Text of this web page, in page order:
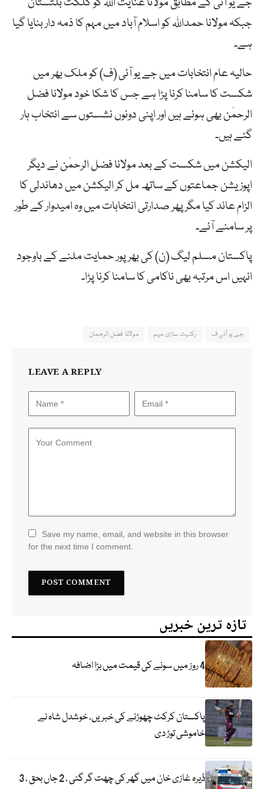
جبکہ مولانا حمداللہ کو اسلام آباد میں مہم کا ذمہ دار بنایا گیا
ہے۔
حالیہ عام انتخابات میں جے یو آئی (ف) کو ملک بھر میں
شکست کا سامنا کرنا پڑا ہے جس کا شکا خود مولانا فضل
الرحمٰن بھی ہوئے ہیں اور اپنی دونوں نشستوں سے انتخاب ہار
گئے ہیں۔
الیکشن میں شکست کے بعد مولانا فضل الرحمٰن نے دیگر
اپوزیشن جماعتوں کے ساتھ مل کر الیکشن میں دھاندلی کا
الزام عائد کیا مگر پھر صدارتی انتخابات میں وہ امیدوار کے طور
پر سامنے آئے۔
پاکستان مسلم لیگ (ن) کی بھرپور حمایت ملنے کے باوجود
انہیں اس مرتبہ بھی ناکامی کا سامنا کرنا پڑا۔
جے یو آئی ف رکنیت سازی مہم مولانا فضل الرحمان
LEAVE A REPLY
Save my name, email, and website in this browser
for the next time I comment.
تازہ ترین خبریں
4 روز میں سونے کی قیمت میں بڑا اضافہ
پاکستان کرکٹ چھوڑنے کی خبریں، خوشدل شاہ نے
خاموشی توڑ دی
ڈیرہ غازی خان میں گھر کی چھت گر گئی ، 2 جاں بحق ، 3